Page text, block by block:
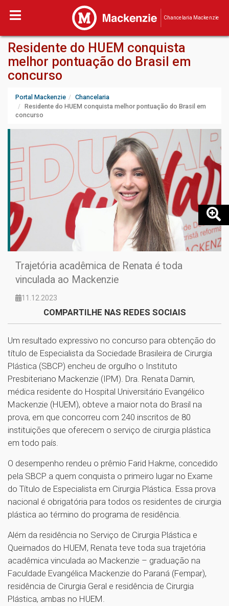
Chancelaria Mackenzie
Residente do HUEM conquista
melhor pontuação do Brasil em
concurso
Portal Mackenzie
Chancelaria
Residente do HUEM conquista melhor pontuação do Brasil em
concurso
Trajetória acadêmica de Renata é toda
vinculada ao Mackenzie
11.12.2023
COMPARTILHE NAS REDES SOCIAIS
Um resultado expressivo no concurso para obtenção do
título de Especialista da Sociedade Brasileira de Cirurgia
Plástica (SBCP) encheu de orgulho o Instituto
Presbiteriano Mackenzie (IPM). Dra. Renata Damin,
médica residente do Hospital Universitário Evangélico
Mackenzie (HUEM), obteve a maior nota do Brasil na
prova, em que concorreu com 240 inscritos de 80
instituições que oferecem o serviço de cirurgia plástica
em todo país.
O desempenho rendeu o prêmio Farid Hakme, concedido
pela SBCP a quem conquista o primeiro lugar no Exame
do Título de Especialista em Cirurgia Plástica. Essa prova
nacional é obrigatória para todos os residentes de cirurgia
plástica ao término do programa de residência.
Além da residência no Serviço de Cirurgia Plástica e
Queimados do HUEM, Renata teve toda sua trajetória
acadêmica vinculada ao Mackenzie – graduação na
Faculdade Evangélica Mackenzie do Paraná (Fempar),
residência de Cirurgia Geral e residência de Cirurgia
Plástica, ambas no HUEM.